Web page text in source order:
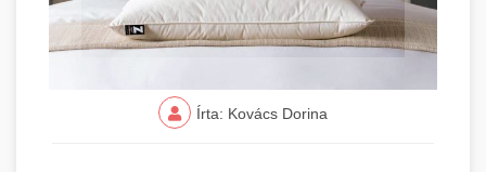
Írta: Kovács Dorina